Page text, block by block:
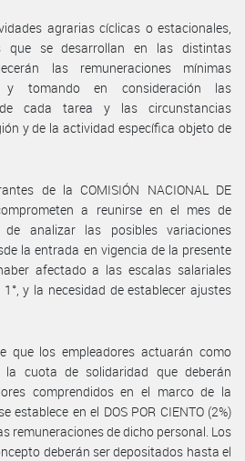
agrarias cíclicas o estacionales,
que se desarrollan en las distintas
las remuneraciones mínimas
y tomando en consideración las
cada tarea y las circunstancias
y de la actividad específica objeto de
de la COMISIÓN NACIONAL DE
a reunirse en el mes de
analizar las posibles variaciones
la entrada en vigencia de la presente
afectado a las escalas salariales
y la necesidad de establecer ajustes
que los empleadores actuarán como
cuota de solidaridad que deberán
comprendidos en el marco de la
establece en el DOS POR CIENTO (2%)
remuneraciones de dicho personal. Los
deberán ser depositados hasta el